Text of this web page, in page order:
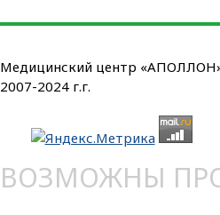
Медицинский центр
2007-2024 г.г.
ВОЗМОЖНЫ